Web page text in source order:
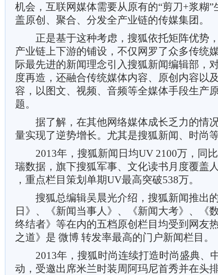
机会，互联网媒体需要从原有的“剪刀+浆糊
盖原创、聚合、分发全产业链的传媒集团。
正是基于这种考虑，搜狐依托矩阵优势
产业链上下游的铺设，不仅网罗了众多传统
际最先进的新闻理念引入搜狐新闻编辑部，
度再造，还融合传统媒体内容、原创内容以
容，以图文、视频、音频等全媒体手段生产
题。
据了解，在其他网络媒体成长乏力的情
量实现了逆势增长。尤其是搜狐新闻、时尚
2013年，搜狐新闻日均UV 2100万，同比
瑞数据，旗下搜狐军事、文化读书月度覆盖
，重点栏目策划单期UV最高突破538万。
搜狐总编辑吴晨光介绍，搜狐新闻推出
日》、《新闻当事人》、《新闻大考》、《
终结者》等在内的五档原创栏目均受到网友
之道》是 微博 转发率最高的门户新闻栏目。
2013年，搜狐时尚连续打造时尚盛典、
动，受邀出席米兰时装周阿玛尼首秀并在头